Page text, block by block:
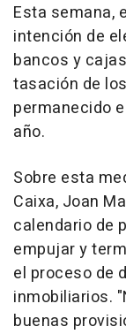
Esta semana,
intención de
bancos y
tasación de
permanecido
año.
Sobre esta
Caixa, Joan
calendario de
empujar y
el proceso de
inmobiliarios.
buenas